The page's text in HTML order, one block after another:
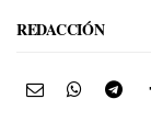
REDACCIÓN